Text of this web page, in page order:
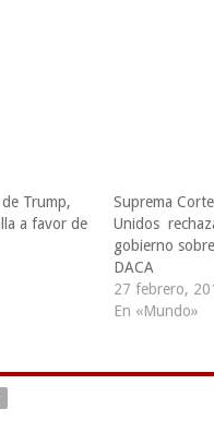
Trump,
a favor de
Suprema
Unidos
gobierno
DACA
27 febrero,
En «Mundo»